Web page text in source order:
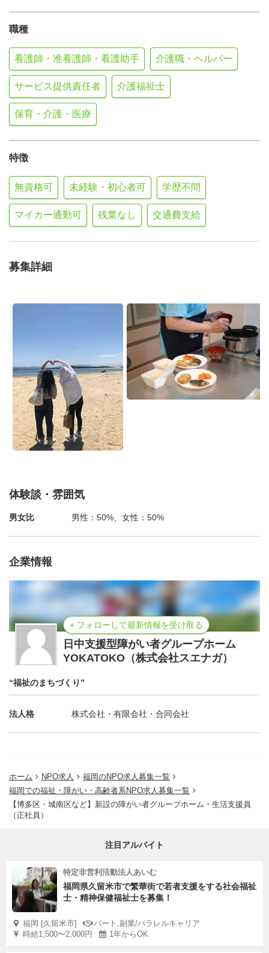
職種
看護師・准看護師・看護助手 介護職・ヘルパー
サービス提供責任者 介護福祉士
保育・介護・医療
特徴
無資格可 未経験・初心者可 学歴不問
マイカー通勤可 残業なし 交通費支給
募集詳細
体験談・雰囲気
男女比 男性：50%、女性：50%
企業情報
+ フォローして最新情報を受け取る
日中支援型障がい者グループホーム
YOKATOKO（株式会社スエナガ）
“福祉のまちづくり”
法人格 株式会社・有限会社・合同会社
ホーム NPO求人
福岡のNPO求人募集一覧
福岡での福祉・障がい・高齢者系NPO求人募集一覧
【博多区・城南区など】新設の障がい者グループホーム・生活支援員
（正社員）
注目アルバイト
特定非営利活動法人あいむ
福岡県久留米市で繁華街で若者支援をする社会福祉
士・精神保健福祉士を募集！
福岡 [久留米市]
パート,副業/パラレルキャリア
時給1,500〜2,000円
1年からOK